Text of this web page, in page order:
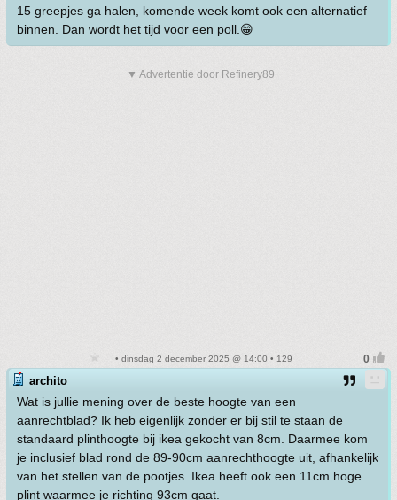
15 greepjes ga halen, komende week komt ook een alternatief
binnen. Dan wordt het tijd voor een poll.😁
▼ Advertentie door Refinery89
• dinsdag 2 december 2025 @ 14:00 • 129
archito
Wat is jullie mening over de beste hoogte van een
aanrechtblad? Ik heb eigenlijk zonder er bij stil te staan de
standaard plinthoogte bij ikea gekocht van 8cm. Daarmee kom
je inclusief blad rond de 89-90cm aanrechthoogte uit, afhankelijk
van het stellen van de pootjes. Ikea heeft ook een 11cm hoge
plint waarmee je richting 93cm gaat.